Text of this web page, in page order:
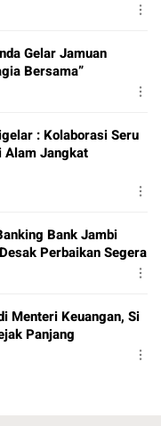
Gelar Jamuan
Bersama”
: Kolaborasi Seru
Alam Jangkat
Bank Jambi
Perbaikan Segera
Menteri Keuangan, Si
Panjang